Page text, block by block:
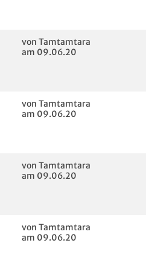
von Tamtamtara
am 09.06.20
von Tamtamtara
am 09.06.20
von Tamtamtara
am 09.06.20
von Tamtamtara
am 09.06.20